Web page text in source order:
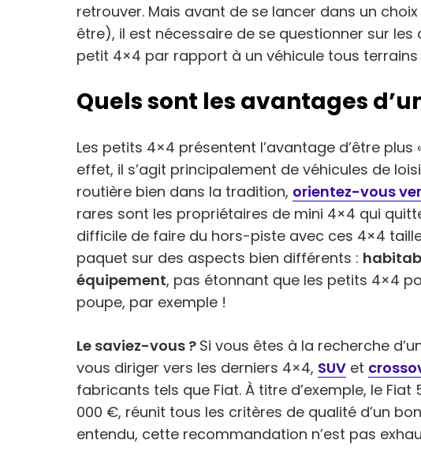
retrouver. Mais avant de se lancer dans un
être), il est nécessaire de se questionner sur
petit 4×4 par rapport à un véhicule tous
Quels sont les avantages
Les petits 4×4 présentent l’avantage d’être plus
effet, il s’agit principalement de véhicules de
routière bien dans la tradition, orientez-vous
rares sont les propriétaires de mini 4×4 qui
difficile de faire du hors-piste avec ces 4×4
paquet sur des aspects bien différents :
équipement, pas étonnant que les petits 4×4
poupe, par exemple !
Le saviez-vous ? Si vous êtes à la recherche
vous diriger vers les derniers 4×4, SUV et
fabricants tels que Fiat. À titre d’exemple, le
000 €, réunit tous les critères de qualité d’un
entendu, cette recommandation n’est pas